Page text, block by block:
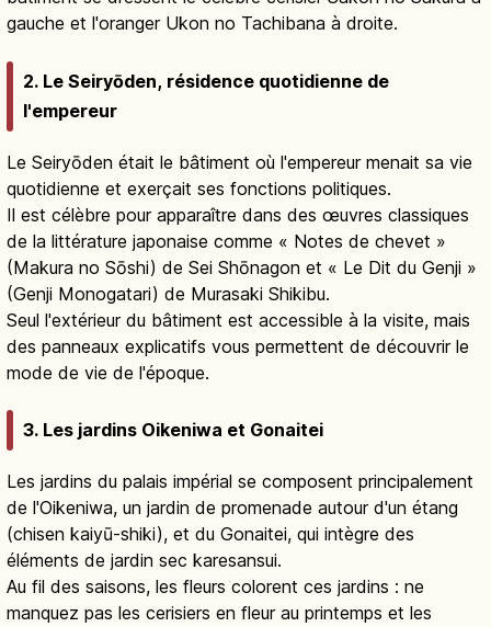
gauche et l'oranger Ukon no Tachibana à droite.
2. Le Seiryōden, résidence quotidienne de
l'empereur
Le Seiryōden était le bâtiment où l'empereur menait sa vie
quotidienne et exerçait ses fonctions politiques.
Il est célèbre pour apparaître dans des œuvres classiques
de la littérature japonaise comme « Notes de chevet »
(Makura no Sōshi) de Sei Shōnagon et « Le Dit du Genji »
(Genji Monogatari) de Murasaki Shikibu.
Seul l'extérieur du bâtiment est accessible à la visite, mais
des panneaux explicatifs vous permettent de découvrir le
mode de vie de l'époque.
3. Les jardins Oikeniwa et Gonaitei
Les jardins du palais impérial se composent principalement
de l'Oikeniwa, un jardin de promenade autour d'un étang
(chisen kaiyū-shiki), et du Gonaitei, qui intègre des
éléments de jardin sec karesansui.
Au fil des saisons, les fleurs colorent ces jardins : ne
manquez pas les cerisiers en fleur au printemps et les